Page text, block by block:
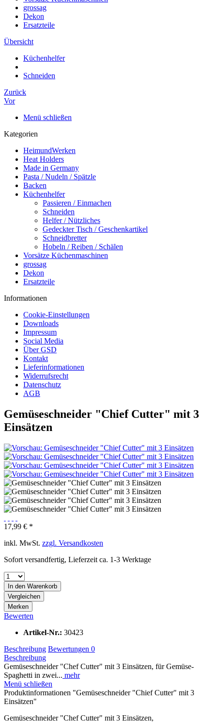
grossag
Dekon
Ersatzteile
Übersicht
Küchenhelfer
Schneiden
Zurück
Vor
Menü schließen
Kategorien
HeimundWerken
Heat Holders
Made in Germany
Pasta / Nudeln / Spätzle
Backen
Küchenhelfer
Passieren / Einmachen
Schneiden
Helfer / Nützliches
Gedeckter Tisch / Geschenkartikel
Schneidbretter
Hobeln / Reiben / Schälen
Vorsätze Küchenmaschinen
grossag
Dekon
Ersatzteile
Informationen
Cookie-Einstellungen
Downloads
Impressum
Social Media
Über GSD
Kontakt
Lieferinformationen
Widerrufsrecht
Datenschutz
AGB
Gemüseschneider "Chief Cutter" mit 3
Einsätzen
17,99 € *
inkl. MwSt. zzgl. Versandkosten
Sofort versandfertig, Lieferzeit ca. 1-3 Werktage
In den Warenkorb
Vergleichen
Merken
Bewerten
Artikel-Nr.: 30423
Beschreibung Bewertungen 0
Beschreibung
Gemüseschneider "Chef Cutter" mit 3 Einsätzen, für Gemüse-
Spaghetti in zwei... mehr
Menü schließen
Produktinformationen "Gemüseschneider "Chief Cutter" mit 3
Einsätzen"
Gemüseschneider "Chef Cutter" mit 3 Einsätzen,